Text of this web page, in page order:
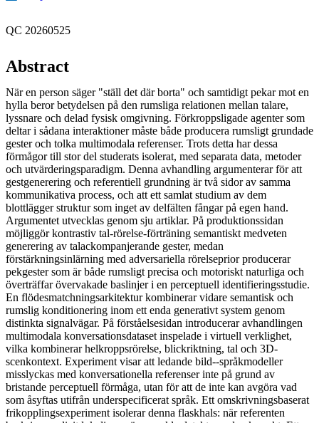
QC 20260525
Abstract
När en person säger "ställ det där borta" och samtidigt pekar mot en
hylla beror betydelsen på den rumsliga relationen mellan talare,
lyssnare och delad fysisk omgivning. Förkroppsligade agenter som
deltar i sådana interaktioner måste både producera rumsligt grundade
gester och tolka multimodala referenser. Trots detta har dessa
förmågor till stor del studerats isolerat, med separata data, metoder
och utvärderingsparadigm. Denna avhandling argumenterar för att
gestgenerering och referentiell grundning är två sidor av samma
kommunikativa process, och att ett samlat studium av dem
blottlägger struktur som inget av delfälten fångar på egen hand.
Argumentet utvecklas genom sju artiklar. På produktionssidan
möjliggör kontrastiv tal-rörelse-förträning semantiskt medveten
generering av talackompanjerande gester, medan
förstärkningsinlärning med adversariella rörelseprior producerar
pekgester som är både rumsligt precisa och motoriskt naturliga och
överträffar övervakade baslinjer i en perceptuell identifieringsstudie.
En flödesmatchningsarkitektur kombinerar vidare semantisk och
rumslig konditionering inom ett enda generativt system genom
distinkta signalvägar. På förståelsesidan introducerar avhandlingen
multimodala konversationsdataset inspelade i virtuell verklighet,
vilka kombinerar helkroppsrörelse, blickriktning, tal och 3D-
scenkontext. Experiment visar att ledande bild--språkmodeller
misslyckas med konversationella referenser inte på grund av
bristande perceptuell förmåga, utan för att de inte kan avgöra vad
som åsyftas utifrån underspecificerat språk. Ett omskrivningsbaserat
frikopplingsexperiment isolerar denna flaskhals: när referenten